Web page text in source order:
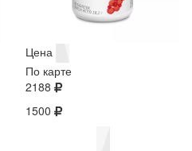
Цена
По карте
2188
1500